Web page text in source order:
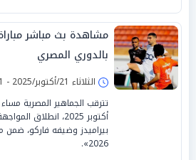
مشاهدة بث مباشر
بالدوري المصري
الثلاثاء 21/أكتوبر/2025 - 05:41 م
أكتوبر 2025، انطلاق
2026».